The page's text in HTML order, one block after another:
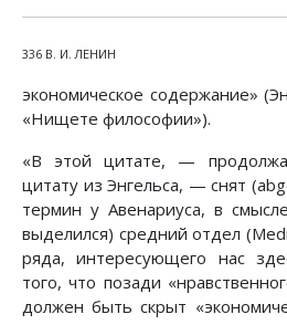
336 В. И. ЛЕНИН
экономическое содержание»
«Нищете философии»).
«В этой цитате, —
цитату из Энгельса, — снят
термин у Авенариуса, в
выделился) средний отдел
ряда, интересующего нас
того, что позади
должен быть скрыт